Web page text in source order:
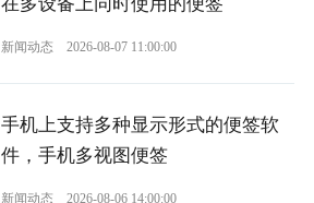
在多设备上同时使用的便签
新闻动态 2026-08-07 11:00:00
手机上支持多种显示形式的便签软
件，手机多视图便签
新闻动态 2026-08-06 14:00:00